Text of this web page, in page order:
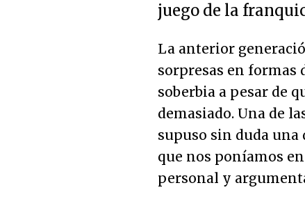
juego de la
La anterior
sorpresas en formas
soberbia a pesar de
demasiado. Una de
supuso sin duda una
que nos poníamos
personal y